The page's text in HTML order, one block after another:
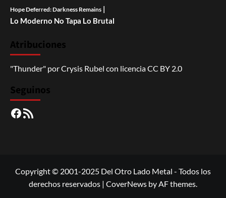
Hope Deferred: Darkness Remains |
Lo Moderno No Tapa Lo Brutal
Atribuciones
"Thunder" porCrysis Rubel con licenciaCC BY 2.0
Seguinos
Facebook
RSS
Copyright © 2001-2025 Del Otro Lado Metal - Todos los
derechos reservados | CoverNews by AF themes.